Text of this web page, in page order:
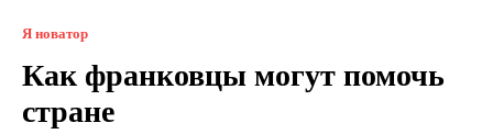
Я новатор
Как франковцы могут помочь
стране